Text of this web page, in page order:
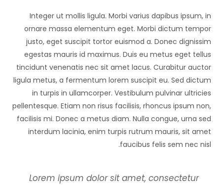
Integer ut mollis ligula. Morbi varius dapibus ipsum, in
ornare massa elementum eget. Morbi dictum tempor
justo, eget suscipit tortor euismod a. Donec dignissim
egestas mauris id maximus. Duis eu metus eget tellus
tincidunt venenatis nec sit amet lacus. Curabitur auctor
ligula metus, a fermentum lorem suscipit eu. Sed dictum
in turpis in ullamcorper. Vestibulum pulvinar ultricies
pellentesque. Etiam non risus facilisis, rhoncus ipsum non,
facilisis mi. Donec a metus diam. Nulla congue, urna sed
interdum lacinia, enim turpis rutrum mauris, sit amet
faucibus felis sem nec nisl.
Lorem ipsum dolor sit amet, consectetur